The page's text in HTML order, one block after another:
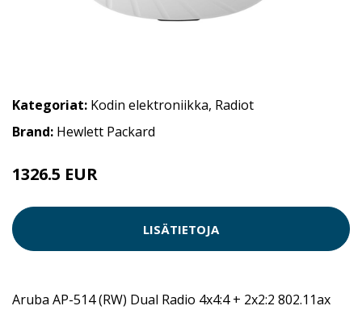
Kategoriat: Kodin elektroniikka, Radiot
Brand: Hewlett Packard
1326.5 EUR
LISÄTIETOJA
Aruba AP-514 (RW) Dual Radio 4x4:4 + 2x2:2 802.11ax